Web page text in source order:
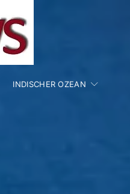
INDISCHER OZEAN